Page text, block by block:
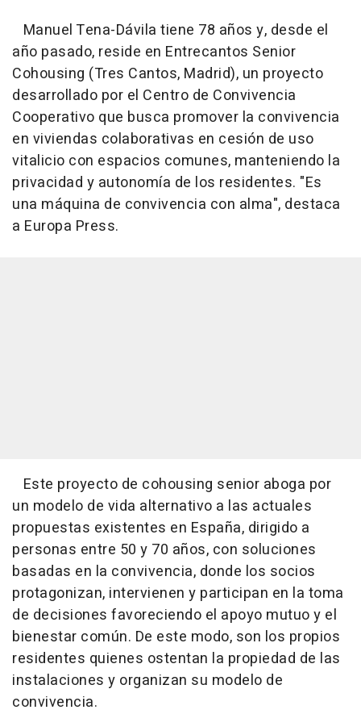
Manuel Tena-Dávila tiene 78 años y, desde el
año pasado, reside en Entrecantos Senior
Cohousing (Tres Cantos, Madrid), un proyecto
desarrollado por el Centro de Convivencia
Cooperativo que busca promover la convivencia
en viviendas colaborativas en cesión de uso
vitalicio con espacios comunes, manteniendo la
privacidad y autonomía de los residentes. "Es
una máquina de convivencia con alma", destaca
a Europa Press.
Este proyecto de cohousing senior aboga por
un modelo de vida alternativo a las actuales
propuestas existentes en España, dirigido a
personas entre 50 y 70 años, con soluciones
basadas en la convivencia, donde los socios
protagonizan, intervienen y participan en la toma
de decisiones favoreciendo el apoyo mutuo y el
bienestar común. De este modo, son los propios
residentes quienes ostentan la propiedad de las
instalaciones y organizan su modelo de
convivencia.